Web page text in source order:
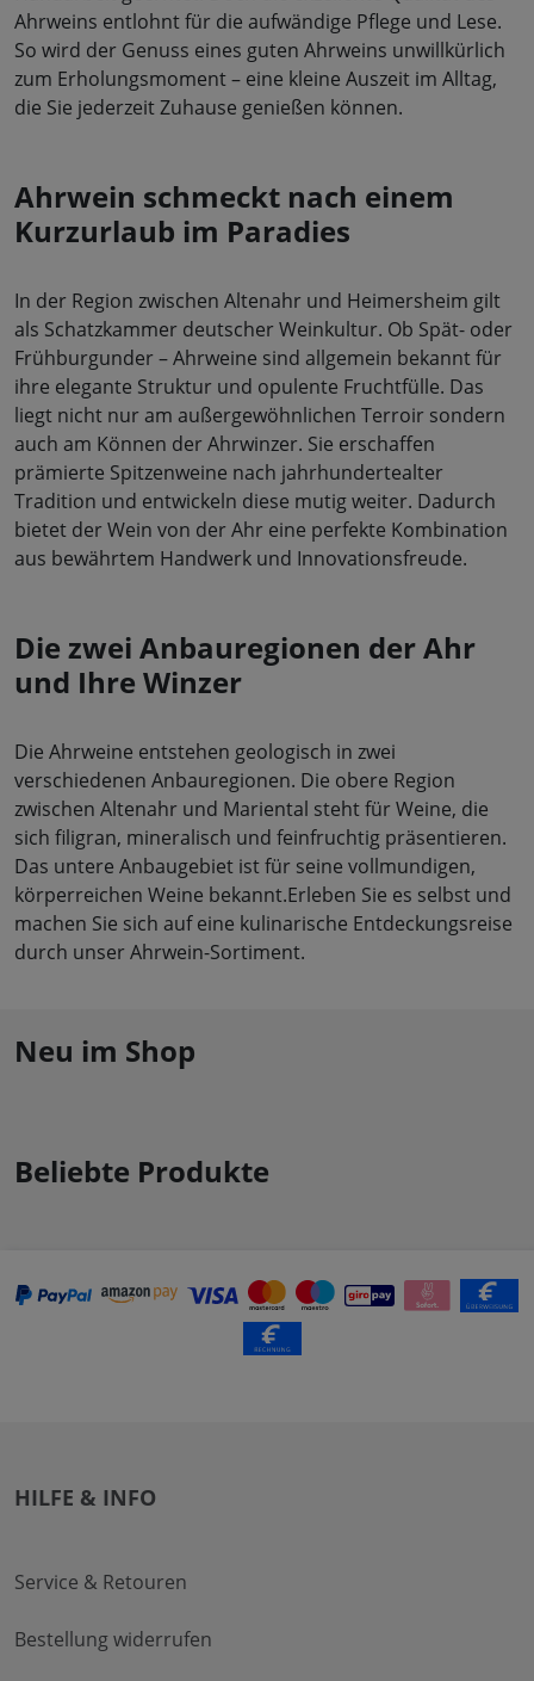
Ahrweins entlohnt für die aufwändige Pflege und Lese.
So wird der Genuss eines guten Ahrweins unwillkürlich
zum Erholungsmoment – eine kleine Auszeit im Alltag,
die Sie jederzeit Zuhause genießen können.
Ahrwein schmeckt nach einem
Kurzurlaub im Paradies
In der Region zwischen Altenahr und Heimersheim gilt
als Schatzkammer deutscher Weinkultur. Ob Spät- oder
Frühburgunder – Ahrweine sind allgemein bekannt für
ihre elegante Struktur und opulente Fruchtfülle. Das
liegt nicht nur am außergewöhnlichen Terroir sondern
auch am Können der Ahrwinzer. Sie erschaffen
prämierte Spitzenweine nach jahrhundertealter
Tradition und entwickeln diese mutig weiter. Dadurch
bietet der Wein von der Ahr eine perfekte Kombination
aus bewährtem Handwerk und Innovationsfreude.
Die zwei Anbauregionen der Ahr
und Ihre Winzer
Die Ahrweine entstehen geologisch in zwei
verschiedenen Anbauregionen. Die obere Region
zwischen Altenahr und Mariental steht für Weine, die
sich filigran, mineralisch und feinfruchtig präsentieren.
Das untere Anbaugebiet ist für seine vollmundigen,
körperreichen Weine bekannt.Erleben Sie es selbst und
machen Sie sich auf eine kulinarische Entdeckungsreise
durch unser Ahrwein-Sortiment.
Neu im Shop
Beliebte Produkte
HILFE & INFO
Service & Retouren
Bestellung widerrufen